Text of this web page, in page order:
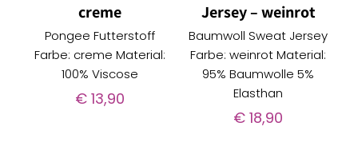
creme
Pongee Futterstoff
Farbe: creme Material:
100% Viscose
€13,90
Jersey – weinrot
Baumwoll Sweat Jersey
Farbe: weinrot Material:
95% Baumwolle 5%
Elasthan
€ 18,90